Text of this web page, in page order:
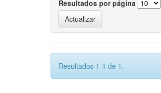
Resultados por página
Resultados 1-1 de 1.